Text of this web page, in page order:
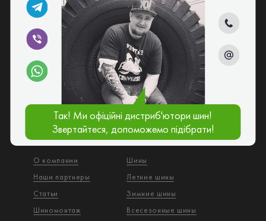
Шины и диски в Киеве по доступным ценам
О компании
Наши партнеры
Статьи
Шиномонтаж
Шины
Летние шины
Зимние шины
Всесезонные шины
Подписка
Киев, ул. Садовая, 70-110
Пн-Пт: 900-18 00Сб-Вс: 900
goroshinashina@gmail.com
Так! Ми офіційні дистриб'ютори шин!
Звертайтеся, допоможемо підібрати!